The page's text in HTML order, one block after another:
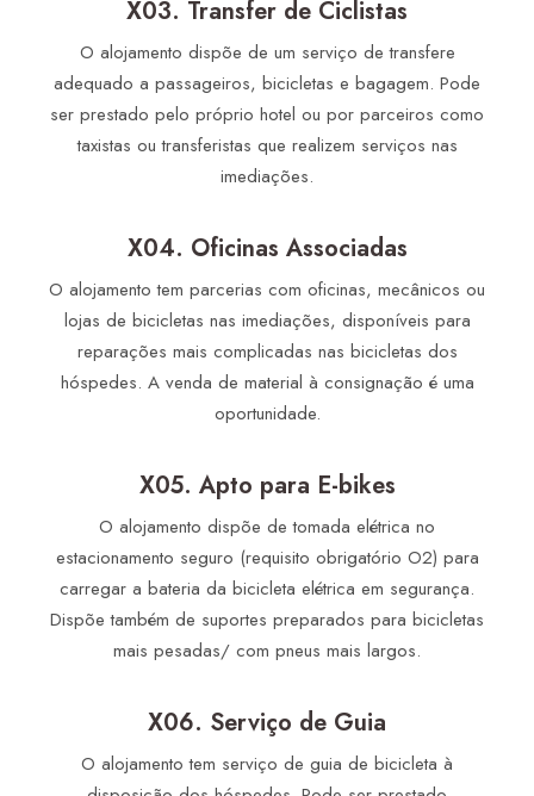
X03. Transfer de Ciclistas
O alojamento dispõe de um serviço de transfere
adequado a passageiros, bicicletas e bagagem. Pode
ser prestado pelo próprio hotel ou por parceiros como
taxistas ou transferistas que realizem serviços nas
imediações.
X04. Oficinas Associadas
O alojamento tem parcerias com oficinas, mecânicos ou
lojas de bicicletas nas imediações, disponíveis para
reparações mais complicadas nas bicicletas dos
hóspedes. A venda de material à consignação é uma
oportunidade.
X05. Apto para E-bikes
O alojamento dispõe de tomada elétrica no
estacionamento seguro (requisito obrigatório O2) para
carregar a bateria da bicicleta elétrica em segurança.
Dispõe também de suportes preparados para bicicletas
mais pesadas/ com pneus mais largos.
X06. Serviço de Guia
O alojamento tem serviço de guia de bicicleta à